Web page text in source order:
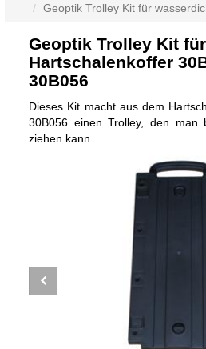
Geoptik Trolley Kit für
Geoptik Trolley Kit
Hartschalenkoffer
30B056
Dieses Kit macht aus dem
30B056 einen Trolley, den man
ziehen kann.